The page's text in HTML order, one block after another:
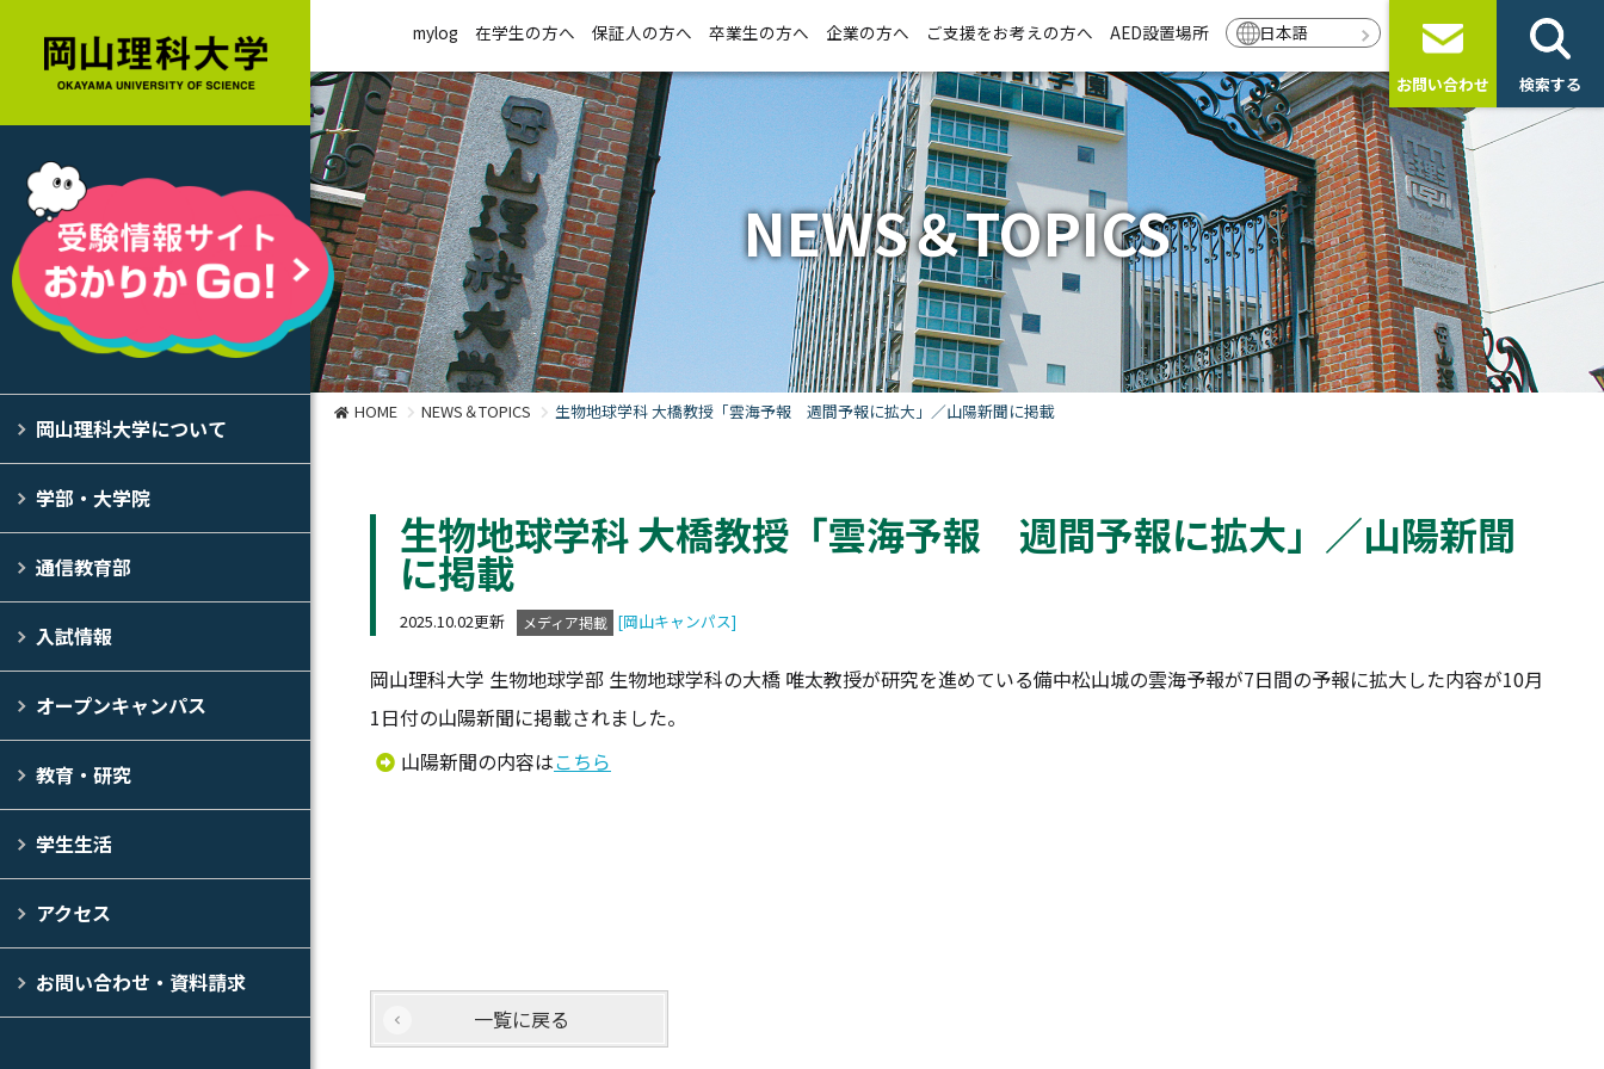
岡山理科大学について
学部・大学院
通信教育部
入試情報
オープンキャンパス
教育・研究
学生生活
アクセス
お問い合わせ・資料請求
mylog 在学生の方へ 保証人の方へ 卒業生の方へ 企業の方へ ご支援をお考えの方へ AED設置場所 日本語
お問い合わせ 検索する
NEWS＆TOPICS
HOME NEWS＆TOPICS 生物地球学科 大橋教授「雲海予報 週間予報に拡大」／山陽新聞に掲載
生物地球学科 大橋教授「雲海予報 週間予報に拡大」／山陽新聞
に掲載
2025.10.02更新 メディア掲載 [岡山キャンパス]
岡山理科大学 生物地球学部 生物地球学科の大橋 唯太教授が研究を進めている備中松山城の雲海予報が7日間の予報に拡大した内容が10月
1日付の山陽新聞に掲載されました。
山陽新聞の内容はこちら
一覧に戻る